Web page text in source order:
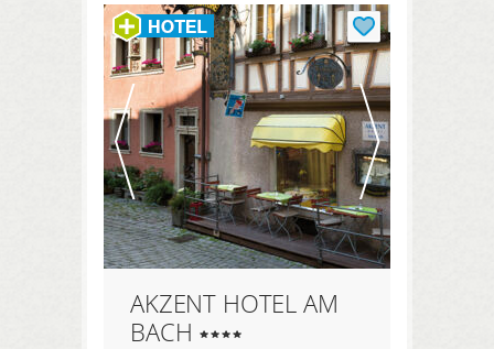
HIER REGISTRIEREN
Meine Buchungen
Meine Produkte
Meine Hotels
ANMELDEN
AKZENT HOTEL AM
BACH